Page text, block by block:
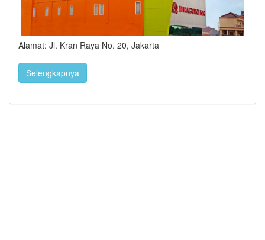
Alamat: Jl. Kran Raya No. 20, Jakarta
Selengkapnya